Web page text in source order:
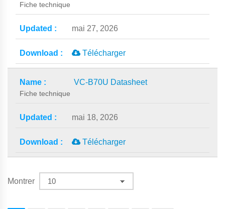
Fiche technique
mai 27, 2026
Télécharger
VC-B70U Datasheet
Fiche technique
mai 18, 2026
Télécharger
Montrer